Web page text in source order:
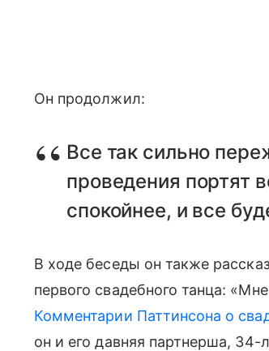
Он продолжил:
Все так сильно
проведения портят
спокойнее, и все
В ходе беседы он также
первого свадебного танца:
Комментарии Паттинсона о
он и его давняя партнерша, 34-